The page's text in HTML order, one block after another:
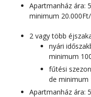
Apartmanház ára:
minimum
2 vagy több
nyári
minimum
fűtési
de minimum
Apartmanház ára: